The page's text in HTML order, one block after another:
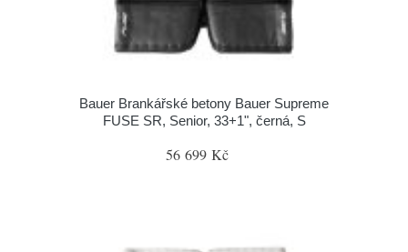
Bauer Brankářské betony Bauer Supreme
FUSE SR, Senior, 33+1", černá, S
56 699 Kč